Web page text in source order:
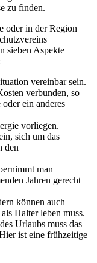
zu finden.
oder in der Region
sieben Aspekte
vereinbar sein.
verbunden, so
ein anderes
vorliegen.
sich um das
den
man
Jahren gerecht
können auch
Halter leben muss.
Urlaubs muss das
ist eine frühzeitige